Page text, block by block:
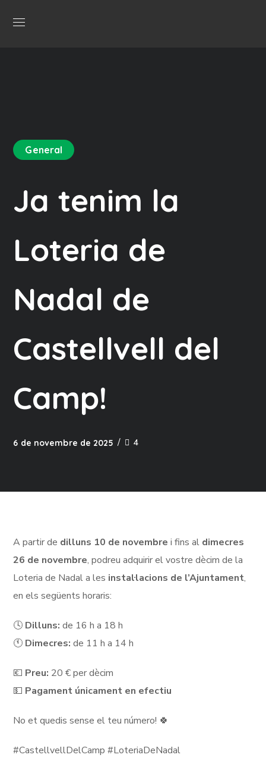
General
Ja tenim la
Loteria de
Nadal de
Castellvell del
Camp!
6 de novembre de 2025 4
A partir de dilluns 10 de novembre i fins al dimecres
26 de novembre, podreu adquirir el vostre dècim de la
Loteria de Nadal a les instal·lacions de l’Ajuntament,
en els següents horaris:
🕓 Dilluns: de 16 h a 18 h
🕚 Dimecres: de 11 h a 14 h
💶 Preu: 20 € per dècim
💵 Pagament únicament en efectiu
No et quedis sense el teu número! 🍀
#CastellvellDelCamp #LoteriaDeNadal